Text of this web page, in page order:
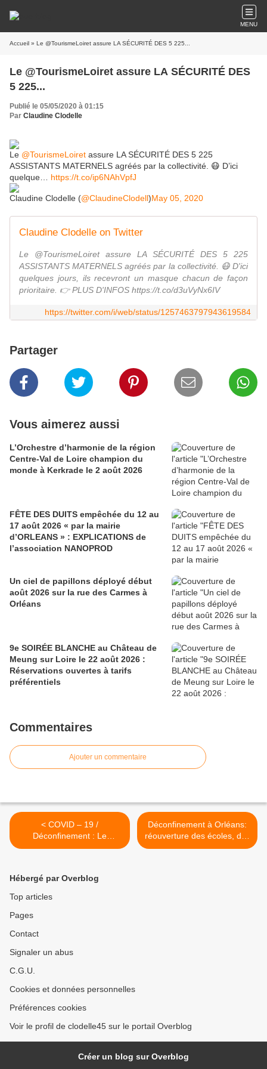
MENU
Accueil » Le @TourismeLoiret assure LA SÉCURITÉ DES 5 225...
Le @TourismeLoiret assure LA SÉCURITÉ DES
5 225...
Publié le 05/05/2020 à 01:15
Par Claudine Clodelle
Le @TourismeLoiret assure LA SÉCURITÉ DES 5 225
ASSISTANTS MATERNELS agréés par la collectivité. 😷 D’ici
quelque… https://t.co/ip6NAhVpfJ
Claudine Clodelle (@ClaudineClodell)May 05, 2020
Claudine Clodelle on Twitter
Le @TourismeLoiret assure LA SÉCURITÉ DES 5 225
ASSISTANTS MATERNELS agréés par la collectivité. 😷 D'ici
quelques jours, ils recevront un masque chacun de façon
prioritaire. 👉 PLUS D'INFOS https://t.co/d3uVyNx6IV
https://twitter.com/i/web/status/1257463797943619584
Partager
Vous aimerez aussi
L’Orchestre d’harmonie de la région
Centre-Val de Loire champion du
monde à Kerkrade le 2 août 2026
FÊTE DES DUITS empêchée du 12 au
17 août 2026 « par la mairie
d’ORLEANS » : EXPLICATIONS de
l’association NANOPROD
Un ciel de papillons déployé début
août 2026 sur la rue des Carmes à
Orléans
9e SOIRÉE BLANCHE au Château de
Meung sur Loire le 22 août 2026 :
Réservations ouvertes à tarifs
préférentiels
Commentaires
Ajouter un commentaire
< COVID – 19 /
Déconfinement : Le
Département du Loiret
maternels
Déconfinement à Orléans:
réouverture des écoles, des
crèches, des parcs et
Hébergé par Overblog
Top articles
Pages
Contact
Signaler un abus
C.G.U.
Cookies et données personnelles
Préférences cookies
Voir le profil de clodelle45 sur le portail Overblog
Créer un blog sur Overblog